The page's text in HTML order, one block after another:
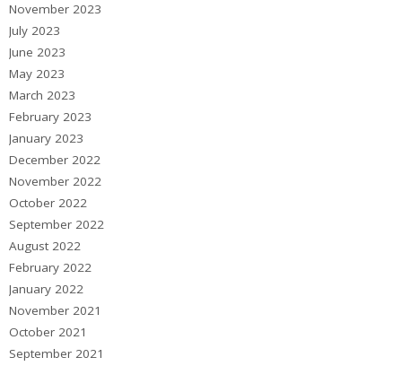
November 2023
July 2023
June 2023
May 2023
March 2023
February 2023
January 2023
December 2022
November 2022
October 2022
September 2022
August 2022
February 2022
January 2022
November 2021
October 2021
September 2021